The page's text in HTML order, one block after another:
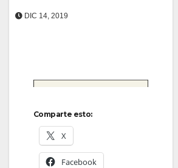
DIC 14, 2019
Comparte esto:
X
Facebook